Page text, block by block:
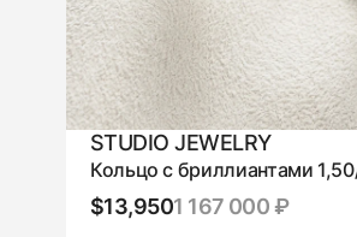
STUDIO JEWELRY
Кольцо с бриллиантами
$13,9501 167 000 ₽